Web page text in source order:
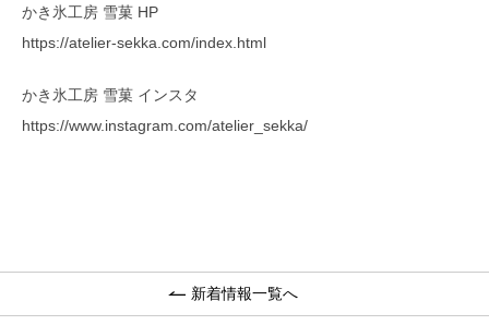
かき氷工房 雪菓 HP
https://atelier-sekka.com/index.html
かき氷工房 雪菓 インスタ
https://www.instagram.com/atelier_sekka/
新着情報一覧へ